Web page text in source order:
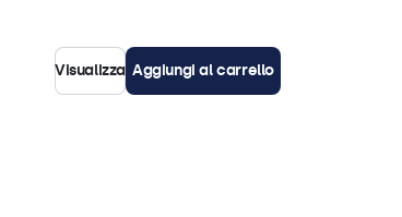
Visualizza Aggiungi al carrello